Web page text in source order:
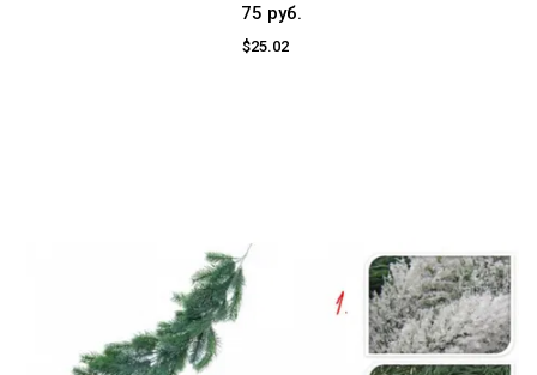
75 руб.
$25.02